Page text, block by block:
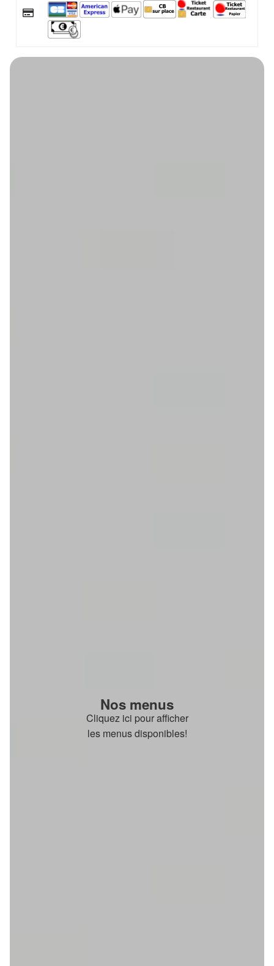
Nos menus
Cliquez ici pour afficher
les menus disponibles!